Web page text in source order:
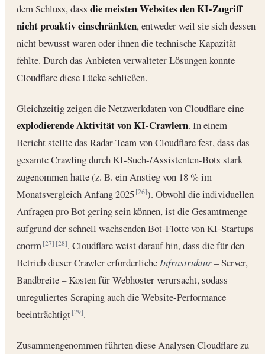
dem Schluss, dass die meisten Websites den KI-Zugriff
nicht proaktiv einschränkten, entweder weil sie sich dessen
nicht bewusst waren oder ihnen die technische Kapazität
fehlte. Durch das Anbieten verwalteter Lösungen konnte
Cloudflare diese Lücke schließen.
Gleichzeitig zeigen die Netzwerkdaten von Cloudflare eine
explodierende Aktivität von KI-Crawlern. In einem
Bericht stellte das Radar-Team von Cloudflare fest, dass das
gesamte Crawling durch KI-Such-/Assistenten-Bots stark
zugenommen hatte (z. B. ein Anstieg von 18 % im
Monatsvergleich Anfang 2025[26]). Obwohl die individuellen
Anfragen pro Bot gering sein können, ist die Gesamtmenge
aufgrund der schnell wachsenden Bot-Flotte von KI-Startups
enorm[27] [28]. Cloudflare weist darauf hin, dass die für den
Betrieb dieser Crawler erforderlicheInfrastruktur– Server,
Bandbreite – Kosten für Webhoster verursacht, sodass
unreguliertes Scraping auch die Website-Performance
beeinträchtigt[29].
Zusammengenommen führten diese Analysen Cloudflare zu